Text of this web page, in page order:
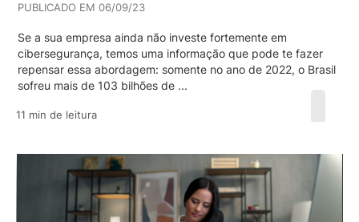
PUBLICADO EM 06/09/23
Se a sua empresa ainda não investe fortemente em
cibersegurança, temos uma informação que pode te fazer
repensar essa abordagem: somente no ano de 2022, o Brasil
sofreu mais de 103 bilhões de ...
11 min de leitura